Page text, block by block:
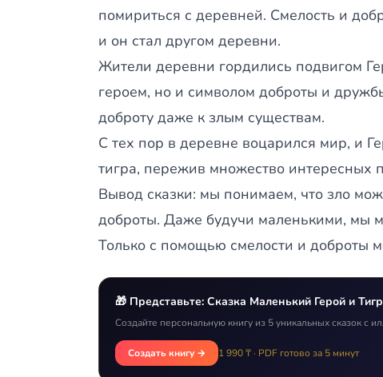
помириться с деревней. Смелость и
и он стал другом деревни.
Жители деревни гордились подвигом
героем, но и символом доброты и
доброту даже к злым существам.
С тех пор в деревне воцарился мир, и
тигра, пережив множество интересных
Вывод сказки: мы понимаем, что зло
доброты. Даже будучи маленькими, мы
Только с помощью смелости и доброты
🎁 Представьте: Сказка Маленький Герой и
Создайте персональную книгу из 5 уникальных сказок с
Создать книгу → 1 990 ₸ · PDF готово за 5 минут